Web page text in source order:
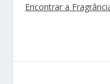
Encontrar a